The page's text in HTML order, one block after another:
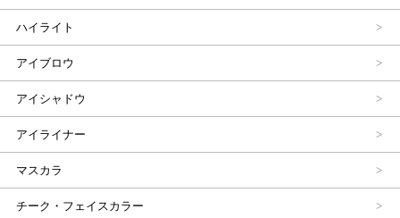
ハイライト
アイブロウ
アイシャドウ
アイライナー
マスカラ
チーク・フェイスカラー